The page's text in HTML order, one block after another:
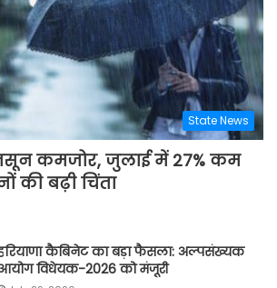
State News
कमजोर, जुलाई में 27% कम
की बढ़ी चिंता
कैबिनेट का बड़ा फैसला: अल्पसंख्यक
विधेयक-2026 को मंजूरी